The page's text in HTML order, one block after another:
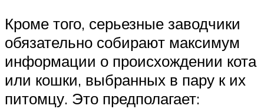
Кроме того, серьезные заводчики
обязательно собирают максимум
информации о происхождении кота
или кошки, выбранных в пару к их
питомцу. Это предполагает: